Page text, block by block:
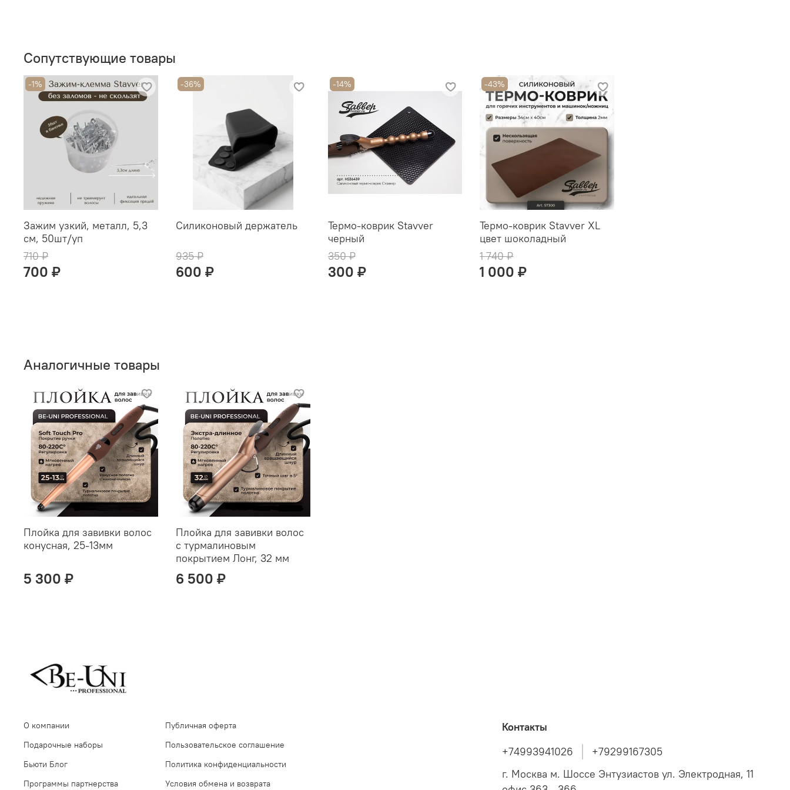
Сопутствующие товары
-1%
Зажим узкий, металл, 5,3
см, 50шт/уп
710 ₽
700 ₽
-36%
Силиконовый держатель
935 ₽
600 ₽
-14%
Термо-коврик Stavver
черный
350 ₽
300 ₽
-43%
Термо-коврик Stavver XL
цвет шоколадный
1 740 ₽
1 000 ₽
Аналогичные товары
Плойка для завивки волос
конусная, 25-13мм
5 300 ₽
Плойка для завивки волос
с турмалиновым
покрытием Лонг, 32 мм
6 500 ₽
О компании
Подарочные наборы
Бьюти Блог
Программы партнерства
Публичная оферта
Пользовательское соглашение
Политика конфиденциальности
Условия обмена и возврата
Контакты
+74993941026
+79299167305
г. Москва м. Шоссе Энтузиастов ул. Электродная, 11